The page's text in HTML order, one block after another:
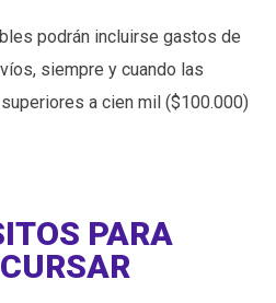
podrán incluirse gastos de
siempre y cuando las
a cien mil ($100.000)
PARA